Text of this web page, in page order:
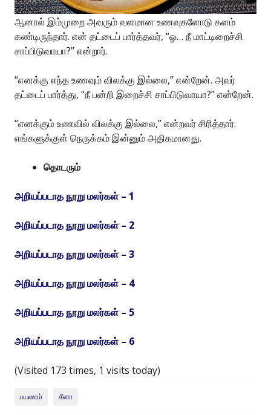
ஆனால் இம்முறை அவரும் வளமான உணவுகளோடு களம்
கண்டிருந்தார். என் தட்டைப் பார்த்தவர், “ஓ… நீ மாட்டிறைச்சி
சாப்பிடுவாயா?” என்றார்.
“எனக்கு எந்த உணவும் விலக்கு இல்லை,” என்றேன். அவர்
தட்டைப் பார்த்து, “நீ பன்றி இறைச்சி சாப்பிடுவாயா?” என்றேன்.
“எனக்கும் உணவில் விலக்கு இல்லை,” என்றவர் சிரித்தார்.
எங்களுக்குள் நெருக்கம் இன்னும் அதிகமானது.
தொடரும்
அறியப்படாத நூறு மலர்கள் – 1
அறியப்படாத நூறு மலர்கள் – 2
அறியப்படாத நூறு மலர்கள் – 3
அறியப்படாத நூறு மலர்கள் – 4
அறியப்படாத நூறு மலர்கள் – 5
அறியப்படாத நூறு மலர்கள் – 6
(Visited 173 times, 1 visits today)
பயணம் சீனா